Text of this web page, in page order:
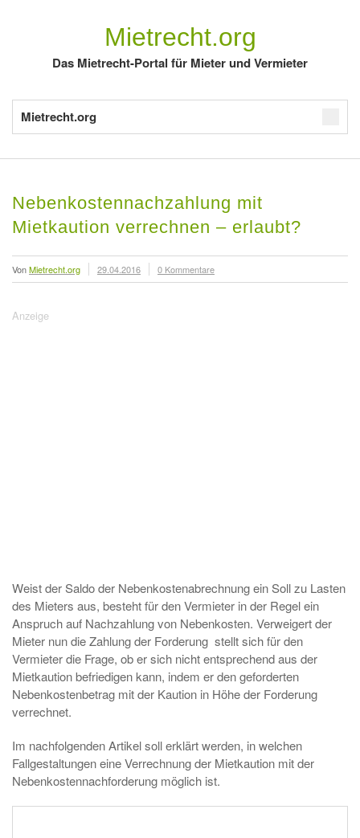
Mietrecht.org
Das Mietrecht-Portal für Mieter und Vermieter
Mietrecht.org
Nebenkostennachzahlung mit
Mietkaution verrechnen – erlaubt?
VonMietrecht.org 29.04.2016 0 Kommentare
Weist der Saldo der Nebenkostenabrechnung ein Soll zu Lasten
des Mieters aus, besteht für den Vermieter in der Regel ein
Anspruch auf Nachzahlung von Nebenkosten. Verweigert der
Mieter nun die Zahlung der Forderung stellt sich für den
Vermieter die Frage, ob er sich nicht entsprechend aus der
Mietkaution befriedigen kann, indem er den geforderten
Nebenkostenbetrag mit der Kaution in Höhe der Forderung
verrechnet.
Im nachfolgenden Artikel soll erklärt werden, in welchen
Fallgestaltungen eine Verrechnung der Mietkaution mit der
Nebenkostennachforderung möglich ist.